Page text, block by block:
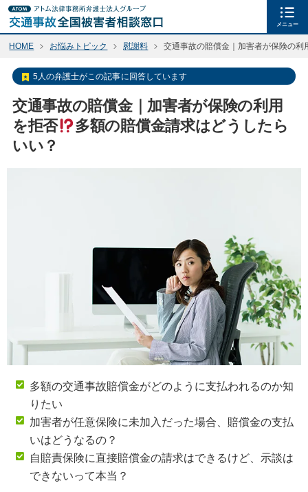
メニュー
HOME お悩みトピック 慰謝料 交通事故の賠償金｜加害者が保険の利
5人の弁護士がこの記事に回答しています
交通事故の賠償金｜加害者が保険の利用
を拒否
多額の賠償金請求はどうしたら
いい？
多額の交通事故賠償金がどのように支払われるのか知
りたい
加害者が任意保険に未加入だった場合、賠償金の支払
いはどうなるの？
自賠責保険に直接賠償金の請求はできるけど、示談は
できないって本当？